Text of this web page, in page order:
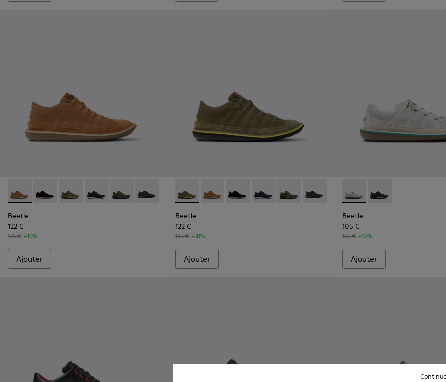
Beetle - 36791-081 - Bottines en textile et cuir nubuck marron Pour homme.
Beetle - 36791-080 - Bottines en textile et cuir nubuck noires Pour homme.
Beetle - 36791-079 - Bottines en textile et cuir nubuck vertes Pour homme.
Beetle - 36791-077 - Bottines bleues en coton recyclé et nubuck pour homme.
Beetle - 36791-076 - Bottines vertes en coton recyclé et nubuck pour homme.
Beetle - 36791-001 - Chaussures gris foncé pour homme
Beetle
122 €
175 € -30%
Ajouter
Beetle - 36791-079 - Bottines en textile et cuir nubuck vertes Pour homme.
Beetle - 36791-081 - Bottines en textile et cuir nubuck marron Pour
Beetle - 36791-080 - Bottines en textile et cuir nubuck noires
Beetle - 36791-077 - Bottines bleues en coton
Beetle - 36791-076 - Bottines vertes en coton
Beetle - 36791-001 - Chaussures gris
Beetle
122 €
175 € -30%
Ajouter
Beetle - K101096-002 -
Beetle - K101096-
Beetle
105 €
175 € -40%
Ajouter